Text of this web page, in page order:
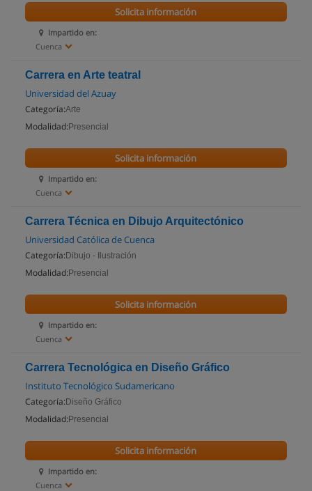
Impartido en:
Cuenca
Solicita información
Carrera en Arte teatral
Universidad del Azuay
Categoría:Arte
Modalidad: Presencial
Impartido en:
Cuenca
Solicita información
Carrera Técnica en Dibujo Arquitectónico
Universidad Católica de Cuenca
Categoría: Dibujo - Ilustración
Modalidad: Presencial
Impartido en:
Cuenca
Solicita información
Carrera Tecnológica en Diseño Gráfico
Instituto Tecnológico Sudamericano
Categoría: Diseño Gráfico
Modalidad: Presencial
Impartido en:
Cuenca
Solicita información